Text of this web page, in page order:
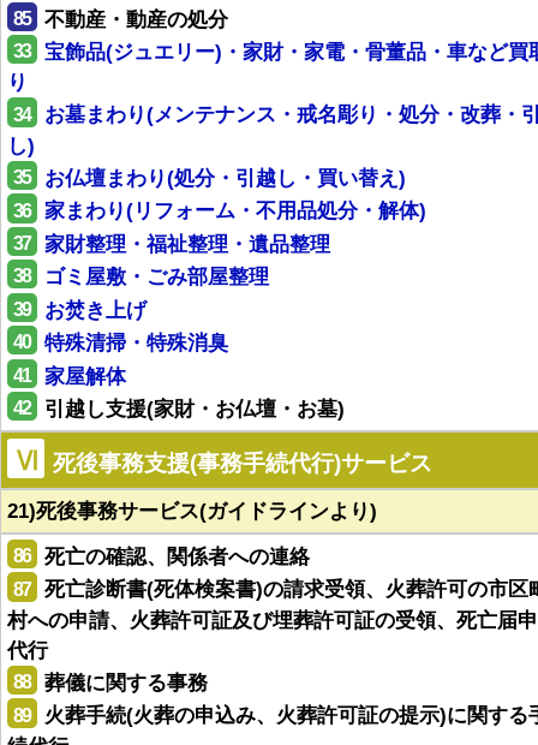
85 不動産・動産の処分
33
宝飾品(ジュエリー)・家財・家電・骨董品・車など買
り
34
お墓まわり(メンテナンス・戒名彫り・処分・改葬・
し)
35 お仏壇まわり(処分・引越し・買い替え)
36 家まわり(リフォーム・不用品処分・解体)
37 家財整理・福祉整理・遺品整理
38 ゴミ屋敷・ごみ部屋整理
39 お焚き上げ
40 特殊清掃・特殊消臭
41 家屋解体
42 引越し支援(家財・お仏壇・お墓)
Ⅵ 死後事務支援(事務手続代行)サービス
21)死後事務サービス(ガイドラインより)
86 死亡の確認、関係者への連絡
87
死亡診断書(死体検案書)の請求受領、火葬許可の市区
村への申請、火葬許可証及び埋葬許可証の受領、死亡届
代行
88 葬儀に関する事務
89
火葬手続(火葬の申込み、火葬許可証の提示)に関する